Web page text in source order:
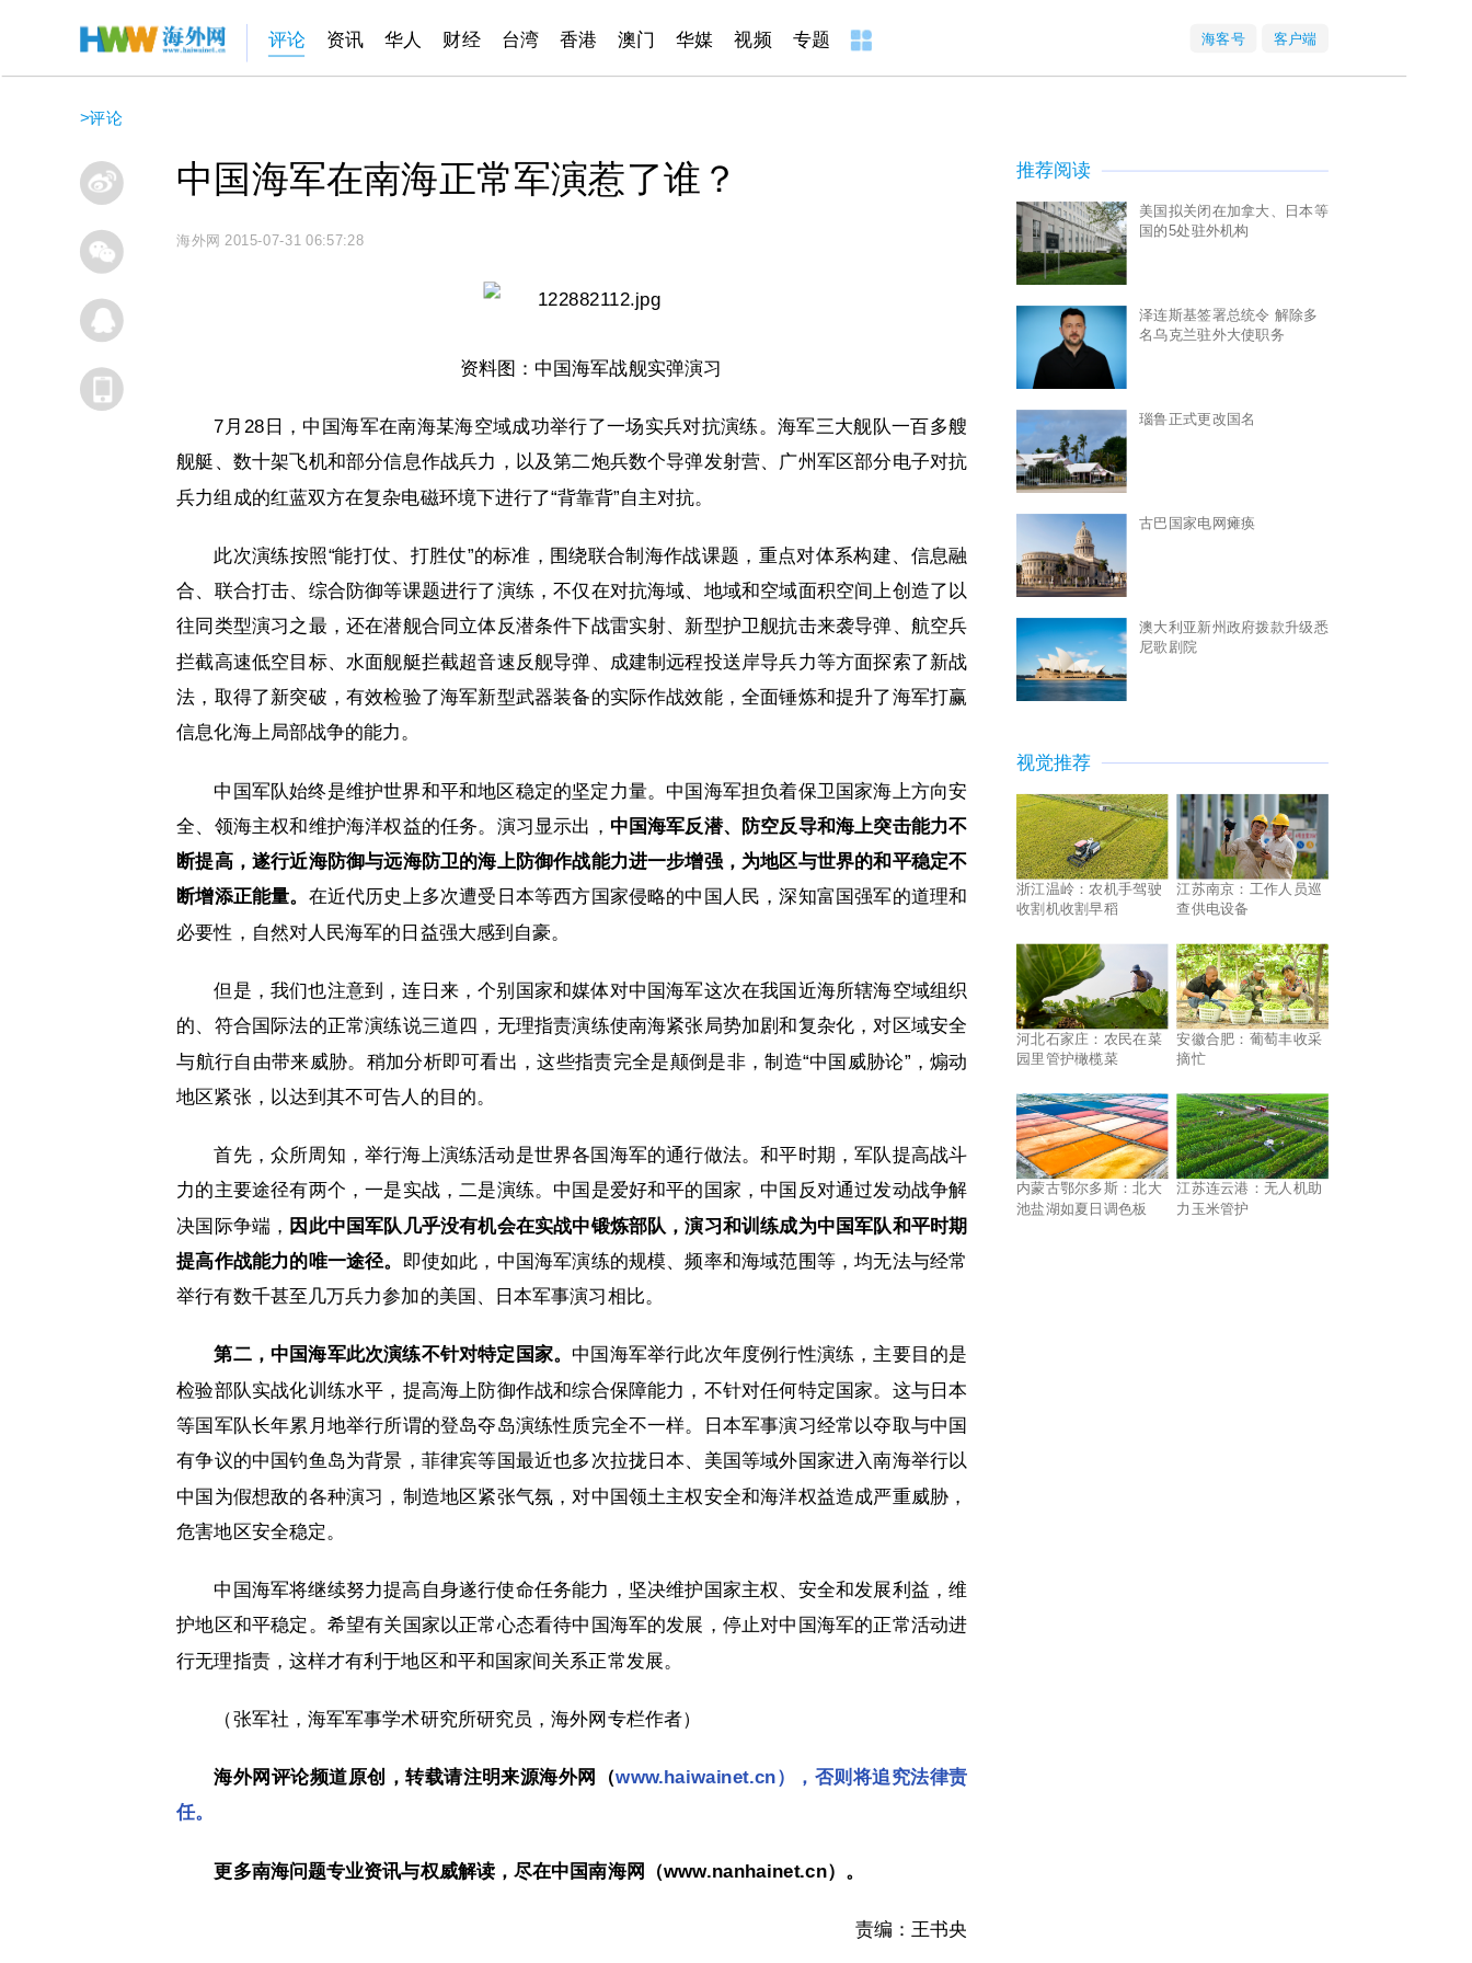
评论 资讯 华人 财经 台湾 香港 澳门 华媒 视频 专题 海客号 客户端
>评论
中国海军在南海正常军演惹了谁？
海外网 2015-07-31 06:57:28
资料图：中国海军战舰实弹演习
7月28日，中国海军在南海某海空域成功举行了一场实兵对抗演练。海军三大舰队一百多艘
舰艇、数十架飞机和部分信息作战兵力，以及第二炮兵数个导弹发射营、广州军区部分电子对抗
兵力组成的红蓝双方在复杂电磁环境下进行了“背靠背”自主对抗。
此次演练按照“能打仗、打胜仗”的标准，围绕联合制海作战课题，重点对体系构建、信息融
合、联合打击、综合防御等课题进行了演练，不仅在对抗海域、地域和空域面积空间上创造了以
往同类型演习之最，还在潜舰合同立体反潜条件下战雷实射、新型护卫舰抗击来袭导弹、航空兵
拦截高速低空目标、水面舰艇拦截超音速反舰导弹、成建制远程投送岸导兵力等方面探索了新战
法，取得了新突破，有效检验了海军新型武器装备的实际作战效能，全面锤炼和提升了海军打赢
信息化海上局部战争的能力。
中国军队始终是维护世界和平和地区稳定的坚定力量。中国海军担负着保卫国家海上方向安
全、领海主权和维护海洋权益的任务。演习显示出， 中国海军反潜、防空反导和海上突击能力不
断提高，遂行近海防御与远海防卫的海上防御作战能力进一步增强，为地区与世界的和平稳定不
断增添正能量。 在近代历史上多次遭受日本等西方国家侵略的中国人民，深知富国强军的道理和
必要性，自然对人民海军的日益强大感到自豪。
但是，我们也注意到，连日来，个别国家和媒体对中国海军这次在我国近海所辖海空域组织
的、符合国际法的正常演练说三道四，无理指责演练使南海紧张局势加剧和复杂化，对区域安全
与航行自由带来威胁。稍加分析即可看出，这些指责完全是颠倒是非，制造“中国威胁论”，煽动
地区紧张，以达到其不可告人的目的。
首先，众所周知，举行海上演练活动是世界各国海军的通行做法。和平时期，军队提高战斗
力的主要途径有两个，一是实战，二是演练。中国是爱好和平的国家，中国反对通过发动战争解
决国际争端， 因此中国军队几乎没有机会在实战中锻炼部队，演习和训练成为中国军队和平时期
提高作战能力的唯一途径。 即使如此，中国海军演练的规模、频率和海域范围等，均无法与经常
举行有数千甚至几万兵力参加的美国、日本军事演习相比。
第二，中国海军此次演练不针对特定国家。 中国海军举行此次年度例行性演练，主要目的是
检验部队实战化训练水平，提高海上防御作战和综合保障能力，不针对任何特定国家。这与日本
等国军队长年累月地举行所谓的登岛夺岛演练性质完全不一样。日本军事演习经常以夺取与中国
有争议的中国钓鱼岛为背景，菲律宾等国最近也多次拉拢日本、美国等域外国家进入南海举行以
中国为假想敌的各种演习，制造地区紧张气氛，对中国领土主权安全和海洋权益造成严重威胁，
危害地区安全稳定。
中国海军将继续努力提高自身遂行使命任务能力，坚决维护国家主权、安全和发展利益，维
护地区和平稳定。希望有关国家以正常心态看待中国海军的发展，停止对中国海军的正常活动进
行无理指责，这样才有利于地区和平和国家间关系正常发展。
（张军社，海军军事学术研究所研究员，海外网专栏作者）
海外网评论频道原创，转载请注明来源海外网（www.haiwainet.cn），否则将追究法律责
任。
更多南海问题专业资讯与权威解读，尽在中国南海网（www.nanhainet.cn）。
责编：王书央
推荐阅读
美国拟关闭在加拿大、日本等
国的5处驻外机构
泽连斯基签署总统令 解除多
名乌克兰驻外大使职务
瑙鲁正式更改国名
古巴国家电网瘫痪
澳大利亚新州政府拨款升级悉
尼歌剧院
视觉推荐
浙江温岭：农机手驾驶
收割机收割早稻
江苏南京：工作人员巡
查供电设备
河北石家庄：农民在菜
园里管护橄榄菜
安徽合肥：葡萄丰收采
摘忙
内蒙古鄂尔多斯：北大
池盐湖如夏日调色板
江苏连云港：无人机助
力玉米管护